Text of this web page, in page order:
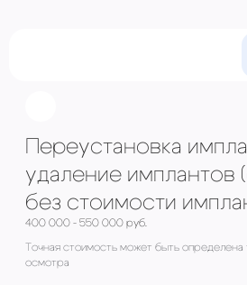
удаление
без стоимости